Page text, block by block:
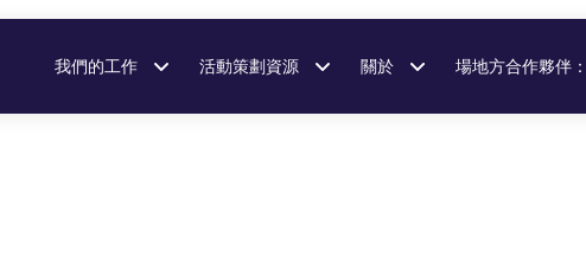
我們的工作 活動策劃資源 關於 場地方合作夥伴